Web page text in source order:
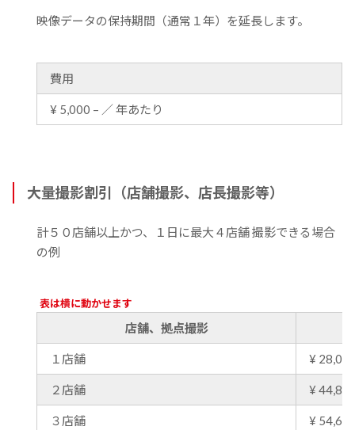
映像データの保持期間（通常１年）を延長します。
費用
¥ 5,000 – ／ 年あたり
大量撮影割引（店舗撮影、店長撮影等）
計５０店舗以上かつ、１日に最大４店舗 撮影できる場合
の例
表は横に動かせます
店舗、拠点撮影
１店舗 ¥
２店舗 ¥
３店舗 ¥